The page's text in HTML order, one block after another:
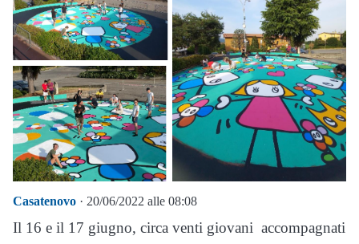
Casatenovo · 20/06/2022 alle 08:08
Il 16 e il 17 giugno, circa venti giovani accompagnati